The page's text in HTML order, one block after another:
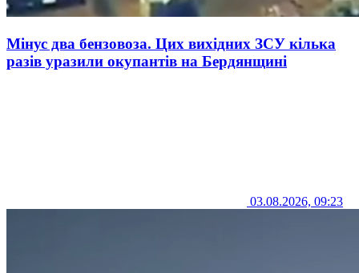
Мінус два бензовоза. Цих вихідних ЗСУ кілька
разів уразили окупантів на Бердянщині
03.08.2026, 09:23